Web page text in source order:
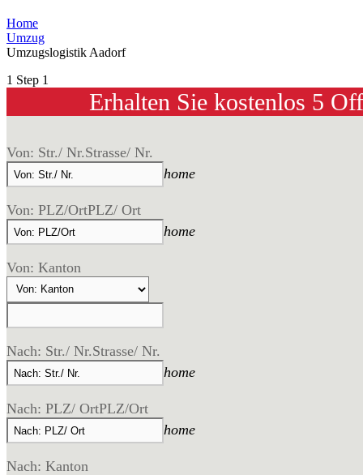
Home
Umzug
Umzugslogistik Aadorf
1 Step 1
Erhalten Sie kostenlos 5
Von: Str./ Nr.Strasse/ Nr.
home
Von: PLZ/OrtPLZ/ Ort
home
Von: Kanton
Nach: Str./ Nr.Strasse/ Nr.
home
Nach: PLZ/ OrtPLZ/Ort
home
Nach: Kanton